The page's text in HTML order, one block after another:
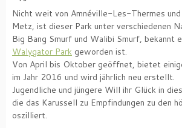
Nicht weit von Amnéville-Les-Thermes und
Metz, ist dieser Park unter verschiedenen
Big Bang Smurf und Walibi Smurf, bekannt
Walygator Park geworden ist.
Von April bis Oktober geöffnet, bietet
im Jahr 2016 und wird jährlich neu erstellt.
Jugendliche und jüngere Will ihr Glück in
die das Karussell zu Empfindungen zu den
oszilliert.